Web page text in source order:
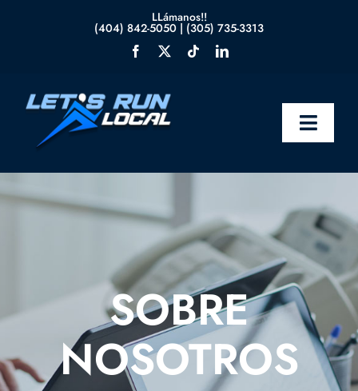
LLámanos!!
(404) 842-5050 | (305) 735-3313
Toggle
Blog
Contáctanos
SOBRE
NOSOTROS